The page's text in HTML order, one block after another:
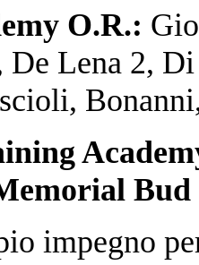
O.R.:
Lena 2,
Bud
impegno